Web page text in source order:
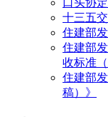
口头协
十三五
住建部
住建部
收标准
住建部
稿）》